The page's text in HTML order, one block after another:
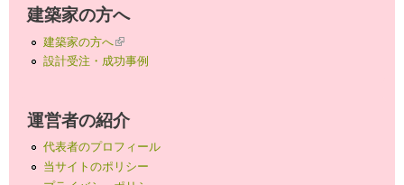
建築家の方へ
建築家の方へ(link is external)
設計受注・成功事例
運営者の紹介
代表者のプロフィール
当サイトのポリシー